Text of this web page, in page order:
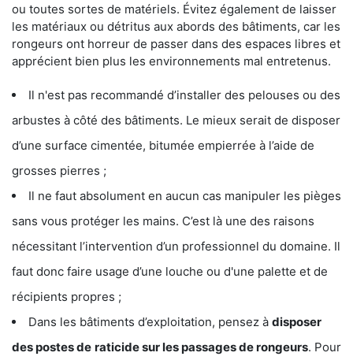
ou toutes sortes de matériels. Évitez également de laisser
les matériaux ou détritus aux abords des bâtiments, car les
rongeurs ont horreur de passer dans des espaces libres et
apprécient bien plus les environnements mal entretenus.
Il n'est pas recommandé d’installer des pelouses ou des
arbustes à côté des bâtiments. Le mieux serait de disposer
d’une surface cimentée, bitumée empierrée à l’aide de
grosses pierres ;
Il ne faut absolument en aucun cas manipuler les pièges
sans vous protéger les mains. C’est là une des raisons
nécessitant l’intervention d’un professionnel du domaine. Il
faut donc faire usage d’une louche ou d'une palette et de
récipients propres ;
Dans les bâtiments d’exploitation, pensez à disposer
des postes de raticide sur les passages de rongeurs. Pour